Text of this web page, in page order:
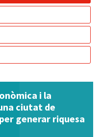
i la
ciutat de
generar riquesa